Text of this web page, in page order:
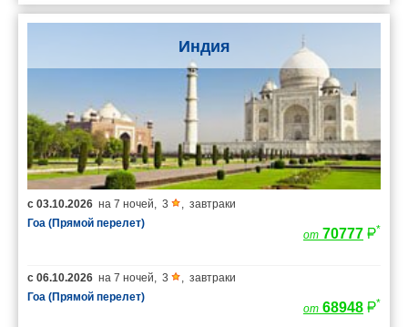
Индия
с 03.10.2026 на 7 ночей, 3 , завтраки
Гоа (Прямой перелет)
от 70777 *
с 06.10.2026 на 7 ночей, 3 , завтраки
Гоа (Прямой перелет)
от 68948 *